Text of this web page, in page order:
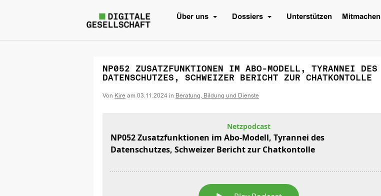
Über uns Dossiers Unterstützen Mitmachen
NP052 ZUSATZFUNKTIONEN IM ABO-MODELL, TYRANNEI DES
DATENSCHUTZES, SCHWEIZER BERICHT ZUR CHATKONTOLLE
Von Kire am 03.11.2024 in Beratung, Bildung und Dienste